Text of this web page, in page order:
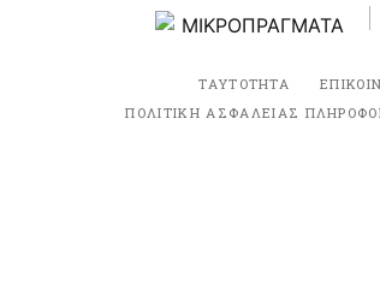
ΤΑΥΤΟΤΗΤΑ
ΠΟΛΙΤΙΚΗ ΑΣΦΑΛΕΙΑΣ